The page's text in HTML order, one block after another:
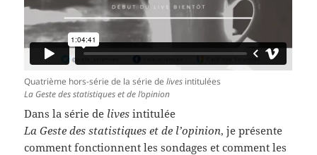
Quatrième hors-série de la série delives intitulées
La Geste des statistiques et de l’opinion
Dans la série de lives intitulée
La Geste des statistiques et de l’opinion, je présente
comment fonctionnent les sondages et comment les